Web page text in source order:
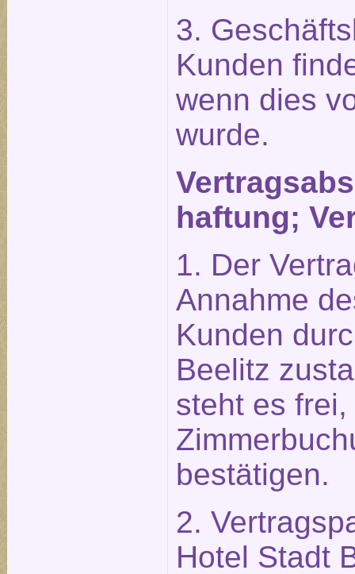
3.
Kunden
wenn dies
wurde.
haftung;
1. Der
Annahme
Kunden
Beelitz
steht es frei,
bestätigen.
2.
Hotel Stadt